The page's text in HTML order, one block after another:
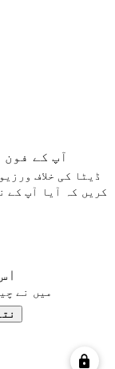
⚠️ آپ کے
ڈیٹا کی خلاف
کریں کہ آیا آپ کے
میں نے